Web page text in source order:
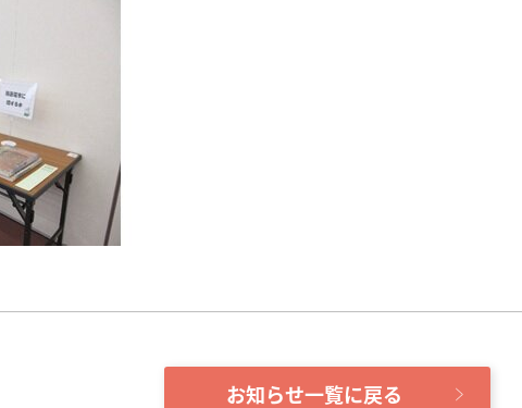
お知らせ一覧に戻る